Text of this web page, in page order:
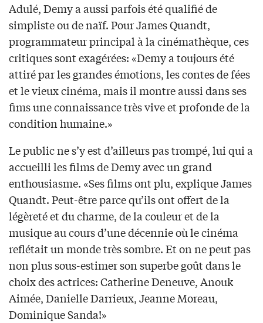
Adulé, Demy a aussi parfois été qualifié de
simpliste ou de naïf. Pour James Quandt,
programmateur principal à la cinémathèque, ces
critiques sont exagérées: «Demy a toujours été
attiré par les grandes émotions, les contes de fées
et le vieux cinéma, mais il montre aussi dans ses
fims une connaissance très vive et profonde de la
condition humaine.»
Le public ne s’y est d’ailleurs pas trompé, lui qui a
accueilli les films de Demy avec un grand
enthousiasme. «Ses films ont plu, explique James
Quandt. Peut-être parce qu’ils ont offert de la
légèreté et du charme, de la couleur et de la
musique au cours d’une décennie où le cinéma
reflétait un monde très sombre. Et on ne peut pas
non plus sous-estimer son superbe goût dans le
choix des actrices: Catherine Deneuve, Anouk
Aimée, Danielle Darrieux, Jeanne Moreau,
Dominique Sanda!»